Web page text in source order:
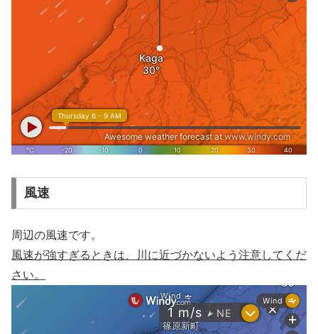
風速
周辺の風速です。
風速が強すぎるときは、川に近づかないよう注意してくだ
さい。